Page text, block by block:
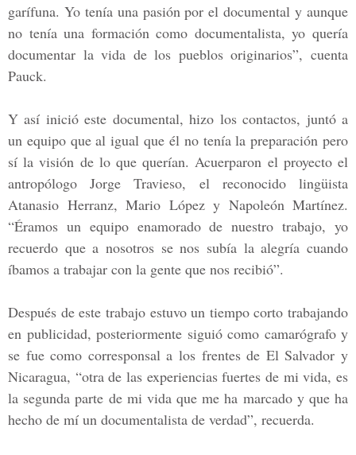
garífuna. Yo tenía una pasión por el documental y aunque
no tenía una formación como documentalista, yo quería
documentar la vida de los pueblos originarios”, cuenta
Pauck.
Y así inició este documental, hizo los contactos, juntó a
un equipo que al igual que él no tenía la preparación pero
sí la visión de lo que querían. Acuerparon el proyecto el
antropólogo Jorge Travieso, el reconocido lingüista
Atanasio Herranz, Mario López y Napoleón Martínez.
“Éramos un equipo enamorado de nuestro trabajo, yo
recuerdo que a nosotros se nos subía la alegría cuando
íbamos a trabajar con la gente que nos recibió”.
Después de este trabajo estuvo un tiempo corto trabajando
en publicidad, posteriormente siguió como camarógrafo y
se fue como corresponsal a los frentes de El Salvador y
Nicaragua, “otra de las experiencias fuertes de mi vida, es
la segunda parte de mi vida que me ha marcado y que ha
hecho de mí un documentalista de verdad”, recuerda.